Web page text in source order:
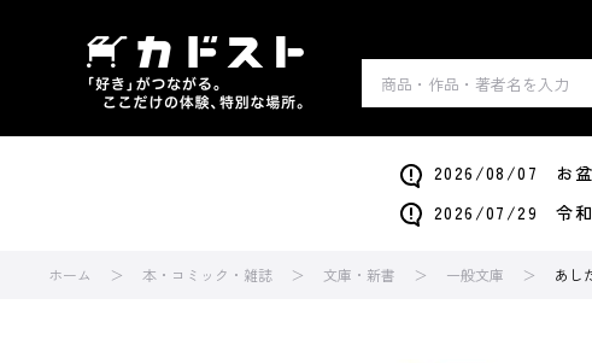
2026/08/07 お盆
2026/07/29 令和8
ホーム 本・コミック・雑誌 文庫・新書 一般文庫 あし